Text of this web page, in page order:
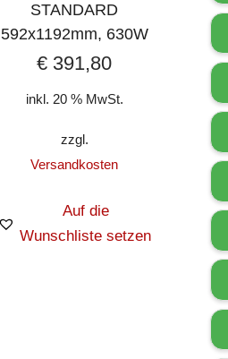
STANDARD
592x1192mm, 630W
€ 391,80
inkl. 20 % MwSt.
zzgl.
Versandkosten
Auf die
Wunschliste setzen